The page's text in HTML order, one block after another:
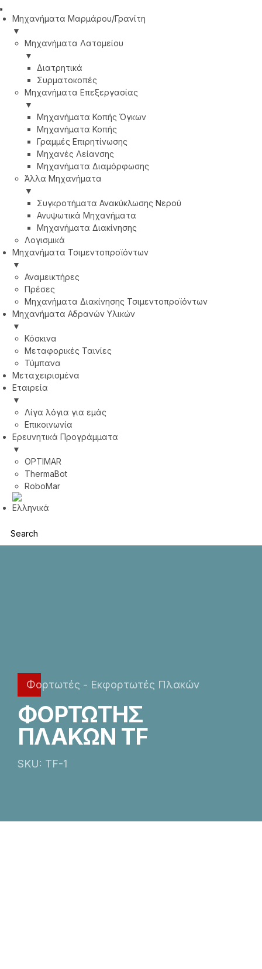
Μηχανήματα Μαρμάρου/Γρανίτη
▼
Μηχανήματα Λατομείου
▼
Διατρητικά
Συρματοκοπές
Μηχανήματα Επεξεργασίας
▼
Μηχανήματα Κοπής Όγκων
Μηχανήματα Κοπής
Γραμμές Επιρητίνωσης
Μηχανές Λείανσης
Μηχανήματα Διαμόρφωσης
Άλλα Μηχανήματα
▼
Συγκροτήματα Ανακύκλωσης Νερού
Ανυψωτικά Μηχανήματα
Μηχανήματα Διακίνησης
Λογισμικά
Μηχανήματα Τσιμεντοπροϊόντων
▼
Αναμεικτήρες
Πρέσες
Μηχανήματα Διακίνησης Τσιμεντοπροϊόντων
Μηχανήματα Αδρανών Υλικών
▼
Κόσκινα
Μεταφορικές Ταινίες
Τύμπανα
Μεταχειρισμένα
Εταιρεία
▼
Λίγα λόγια για εμάς
Επικοινωνία
Ερευνητικά Προγράμματα
▼
OPTIMAR
ThermaBot
RoboMar
Φορτωτές - Εκφορτωτές Πλακών
ΦΟΡΤΩΤΗΣ
ΠΛΑΚΩΝ TF
SKU: TF-1